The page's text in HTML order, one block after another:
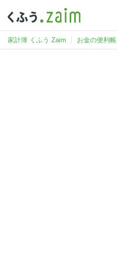
家計簿 くふう Zaim お金の便利帳